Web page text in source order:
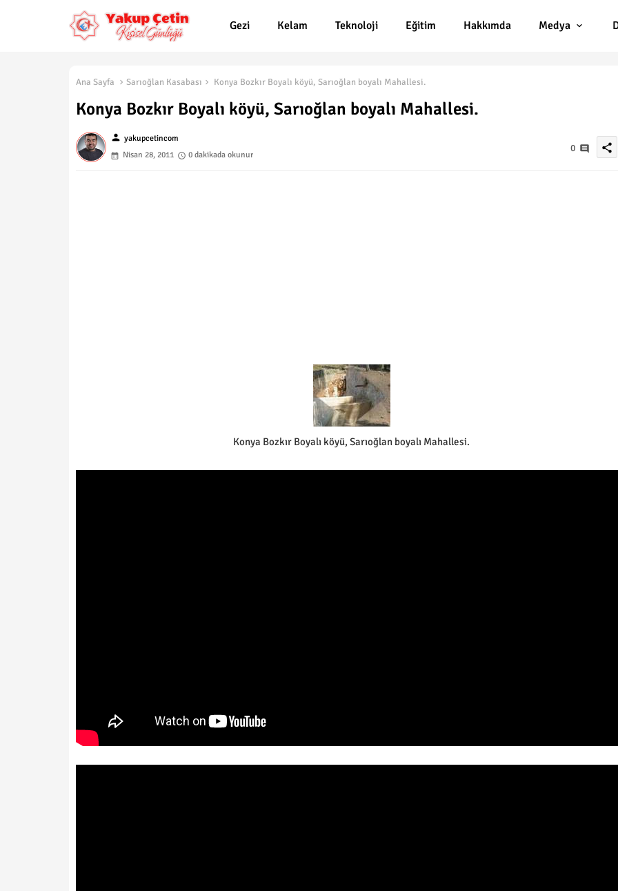
Gezi Kelam Teknoloji Eğitim Hakkımda Medya
Ana Sayfa Sarıoğlan Kasabası Konya Bozkır Boyalı köyü, Sarıoğlan boyalı Mahallesi.
Konya Bozkır Boyalı köyü, Sarıoğlan boyalı Mahallesi.
person yakupcetincom
Nisan 28, 2011
0 dakikada okunur
0 share
Konya Bozkır Boyalı köyü, Sarıoğlan boyalı Mahallesi.